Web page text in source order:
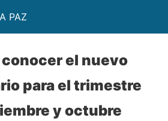
PAZ
conocer el nuevo
para el trimestre
y octubre